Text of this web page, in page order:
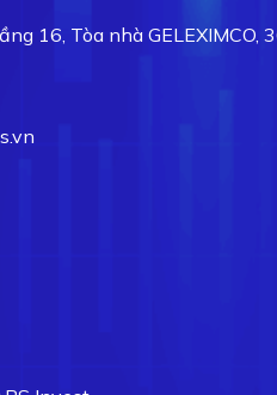
16, Tòa nhà GELEXIMCO,